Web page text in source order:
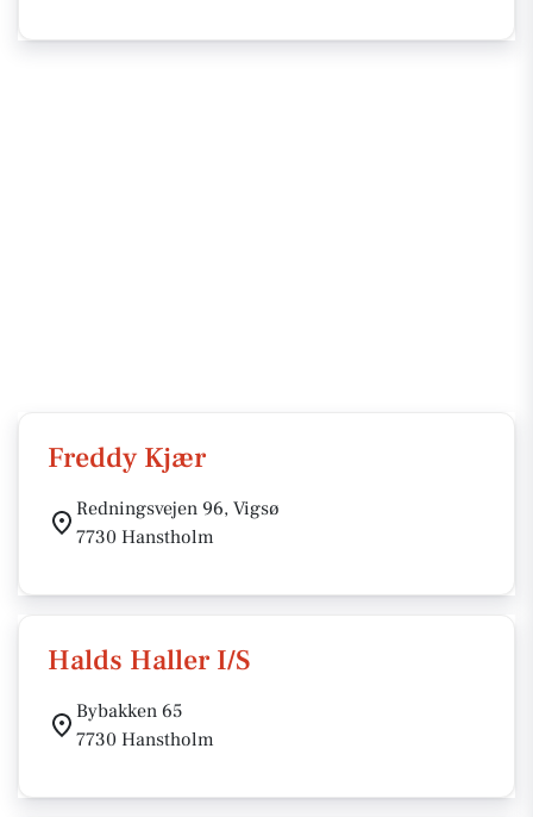
Freddy Kjær
Redningsvejen 96, Vigsø
7730 Hanstholm
Halds Haller I/S
Bybakken 65
7730 Hanstholm